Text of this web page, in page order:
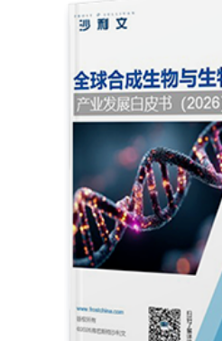
特种新材料
企业级服务
基础设施建设
教育与培训
园林绿化
沙利文中国分支机构